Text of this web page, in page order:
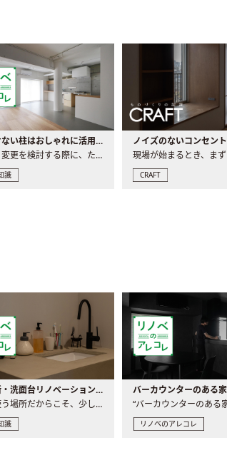
動かせない柱はおしゃれに活用！柱を魅せるリノベーション(リノベ)4選
間取り変更を検討する際に、たびたび皆さんの頭を悩ませる動か..
識
ノイズのないコンセント
CRAFT
洗面所・洗面台リノベーションの事例と間取りアイデア
毎日使う場所だからこそ、少しの間取りの工夫や素材の選び方で..
識 リノベのアレコレ